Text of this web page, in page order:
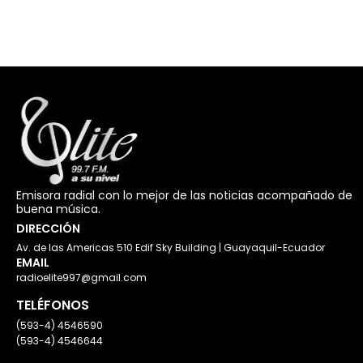
Emisora radial con lo mejor de las noticias acompañado de
buena música.
DIRECCIÓN
Av. de las Americas 510 Edif Sky Building | Guayaquil-Ecuador
EMAIL
radioelite997@gmail.com
TELÉFONOS
(593-4) 4546590
(593-4) 4546644